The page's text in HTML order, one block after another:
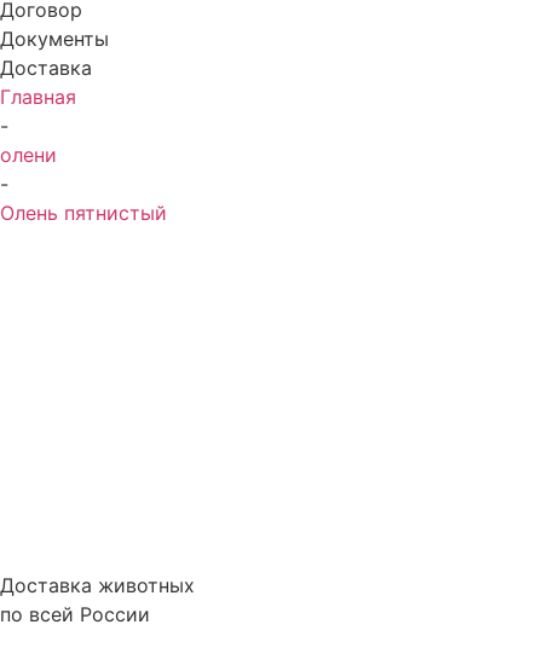
Договор
Документы
Доставка
Главная
-
олени
-
Олень пятнистый
Доставка животных
по всей России